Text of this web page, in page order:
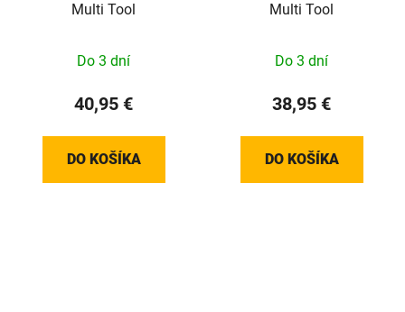
Multi Tool
Do 3 dní
40,95 €
DO KOŠÍKA
Multi Tool
Do 3 dní
38,95 €
DO KOŠÍKA